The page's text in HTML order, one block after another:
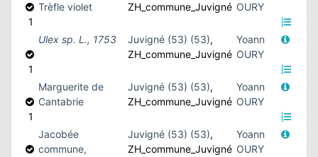
1
Trèfle violet
ZH_commune_Juvigné OURY
1
Ulex sp. L., 1753 Juvigné (53) (53),
ZH_commune_Juvigné
Yoann
OURY
1
Marguerite de
Cantabrie
Juvigné (53) (53),
ZH_commune_Juvigné
Yoann
OURY
Jacobée
commune,
Juvigné (53) (53),
ZH_commune_Juvigné
Yoann
OURY